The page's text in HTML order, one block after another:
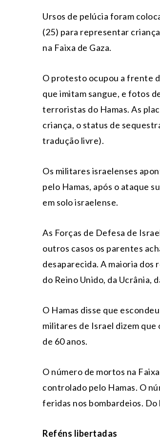
Ursos de pelúcia foram
(25) para representar
na Faixa de Gaza.
O protesto ocupou a frente
que imitam sangue, e fotos
terroristas do Hamas. As
criança, o status de
tradução livre).
Os militares israelenses
pelo Hamas, após o ataque
em solo israelense.
As Forças de Defesa de
outros casos os parentes
desaparecida. A maioria dos
do Reino Unido, da Ucrânia,
O Hamas disse que
militares de Israel dizem que
de 60 anos.
O número de mortos na
controlado pelo Hamas. O
feridas nos bombardeios. Do
Reféns libertadas